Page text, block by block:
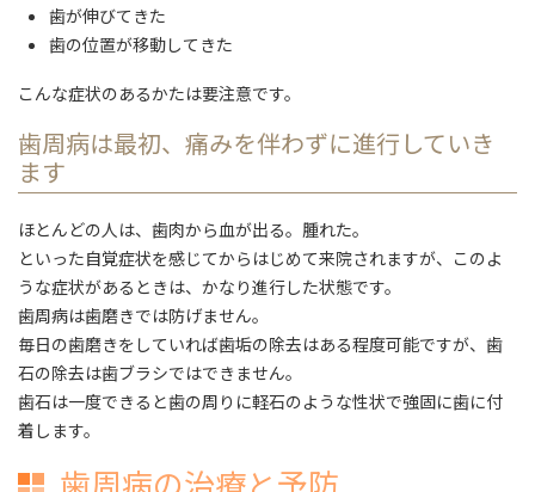
歯が伸びてきた
歯の位置が移動してきた
こんな症状のあるかたは要注意です。
歯周病は最初、痛みを伴わずに進行していき
ます
ほとんどの人は、歯肉から血が出る。腫れた。
といった自覚症状を感じてからはじめて来院されますが、このよ
うな症状があるときは、かなり進行した状態です。
歯周病は歯磨きでは防げません。
毎日の歯磨きをしていれば歯垢の除去はある程度可能ですが、歯
石の除去は歯ブラシではできません。
歯石は一度できると歯の周りに軽石のような性状で強固に歯に付
着します。
歯周病の治療と予防